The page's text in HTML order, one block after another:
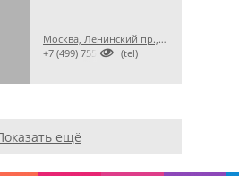
Москва, Ленинский пр., 47

+7 (499) 7556309 (tel)
ещё